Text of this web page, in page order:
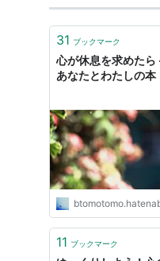
31 ブックマーク
心が休息を求めた
あなたとわたしの本
11 ブックマーク